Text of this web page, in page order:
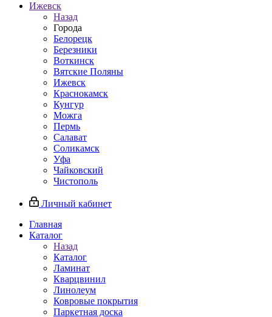
Ижевск
Назад
Города
Белорецк
Березники
Воткинск
Вятские Поляны
Ижевск
Краснокамск
Кунгур
Можга
Пермь
Салават
Соликамск
Уфа
Чайковский
Чистополь
Личный кабинет
Главная
Каталог
Назад
Каталог
Ламинат
Кварцвинил
Линолеум
Ковровые покрытия
Паркетная доска